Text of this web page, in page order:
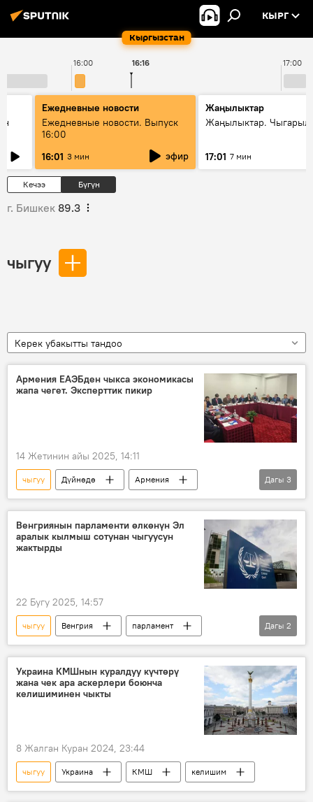
Кыргызстан
КЫРГ
16:00 17:00
16:16
Ежедневные новости
Ежедневные новости. Выпуск
16:00
16:01 3 мин эфир
Жаңылыктар
Жаңылыктар.
17:01 7 мин
Кечээ Бүгүн
г. Бишкек 89.3
чыгуу
Керек убакытты тандоо
Армения ЕАЭБден чыкса экономикасы
жапа чегет. Эксперттик пикир
14 Жетинин айы 2025, 14:11
чыгуу Дүйнөдө
Армения
ЕАЭБ
кошулуу
Экономика
тегерек стол
Дагы 3
Венгриянын парламенти өлкөнүн Эл
аралык кылмыш сотунан чыгуусун
жактырды
22 Бугу 2025, 14:57
чыгуу Венгрия
парламент
Эл аралык кылмыш соту
Дүйнөдө
Дагы 2
Украина КМШнын куралдуу күчтөрү
жана чек ара аскерлери боюнча
келишиминен чыкты
8 Жалган Куран 2024, 23:44
чыгуу Украина КМШ келишим